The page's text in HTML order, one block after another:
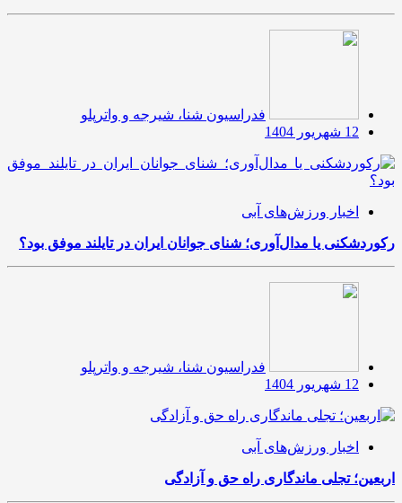
فدراسیون شنا، شیرجه و واترپلو
12 شهریور 1404
اخبار ورزش‌های آبی
رکوردشکنی یا مدال‌آوری؛ شنای جوانان ایران در تایلند موفق بود؟
فدراسیون شنا، شیرجه و واترپلو
12 شهریور 1404
اخبار ورزش‌های آبی
اربعین؛ تجلی ماندگاری راه حق و آزادگی